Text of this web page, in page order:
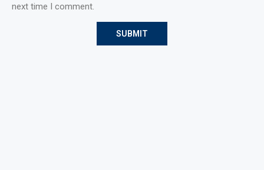
next time I comment.